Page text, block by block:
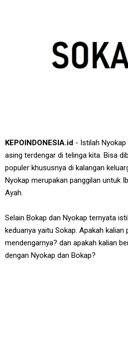
KEPOINDONESIA.id - Istilah
asing terdengar di telinga kita. Bisa
populer khususnya di kalangan
Nyokap merupakan panggilan untuk
Ayah.
Selain Bokap dan Nyokap ternyata
keduanya yaitu Sokap. Apakah kalian
mendengarnya? dan apakah kalian
dengan Nyokap dan Bokap?